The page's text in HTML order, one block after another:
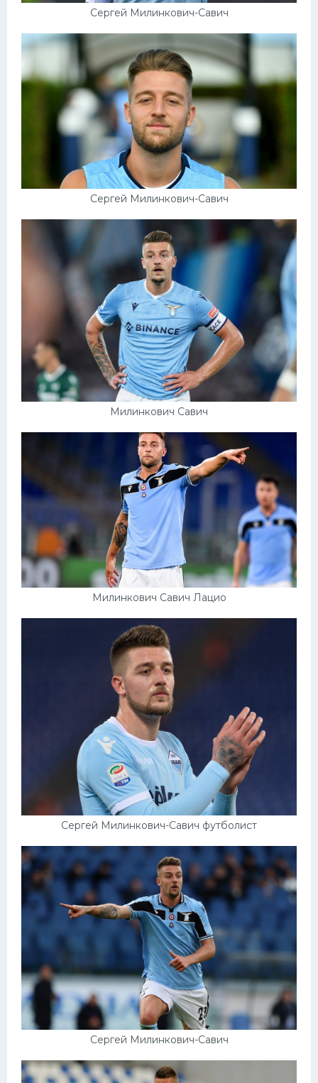
Сергей Милинкович-Савич
Сергей Милинкович-Савич
Милинкович Савич
Милинкович Савич Лацио
Сергей Милинкович-Савич футболист
Сергей Милинкович-Савич